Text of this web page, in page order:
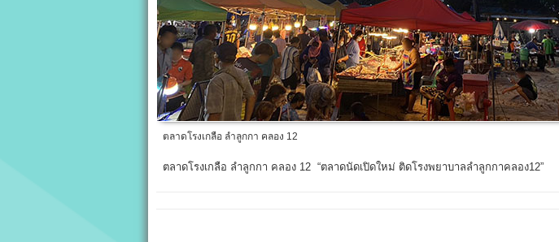
ตลาดโรงเกลือ ลำลูกกา คลอง 12
ตลาดโรงเกลือ ลำลูกกา คลอง 12 “ตลาดนัดเปิดใหม่ ติดโรงพยาบาลลำลูกกาคลอง12”